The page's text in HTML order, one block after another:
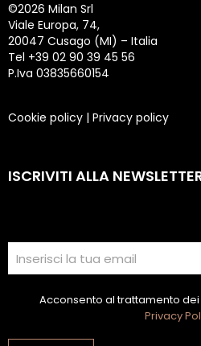
©2026 Milan Srl
Viale Europa, 74,
20047 Cusago (MI) – Italia
Tel +39 02 90 39 45 56
P.Iva 03835660154
Cookie policy | Privacy policy
ISCRIVITI ALLA
Acconsento al trattamento
Privacy